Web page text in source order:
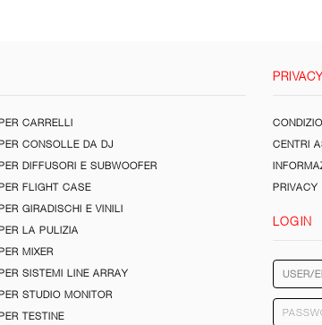
CARRELLI
CONSOLLE DA DJ
DIFFUSORI E SUBWOOFER
FLIGHT CASE
GIRADISCHI E VINILI
LA PULIZIA
MIXER
SISTEMI LINE ARRAY
STUDIO MONITOR
TESTINE
CENTRI
PRIVACY
LOGIN